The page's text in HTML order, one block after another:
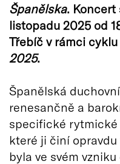
Španělska. Koncert
listopadu 2025 od
Třebíč v rámci cyklu
2025.
Španělská
renesančně a
specifické rytmické
které ji činí
byla ve svém